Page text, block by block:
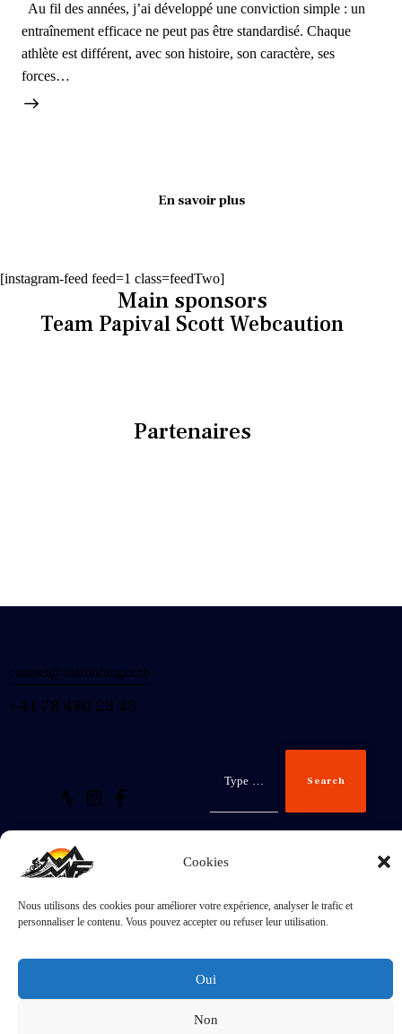
Cookies
Nous utilisons des cookies pour améliorer votre expérience, analyser le trafic et
personnaliser le contenu. Vous pouvez accepter ou refuser leur utilisation.
Oui
Non
Au fil des années, j’ai développé une conviction simple : un
entraînement efficace ne peut pas être standardisé. Chaque
athlète est différent, avec son histoire, son caractère, ses
forces…
En savoir plus
[instagram-feed feed=1 class=feedTwo]
Main sponsors
Team Papival Scott Webcaution
Partenaires
contact@martinfanger.ch
+41 78 480 23 83
Search
J'accepte laPolitique de confidentialité.